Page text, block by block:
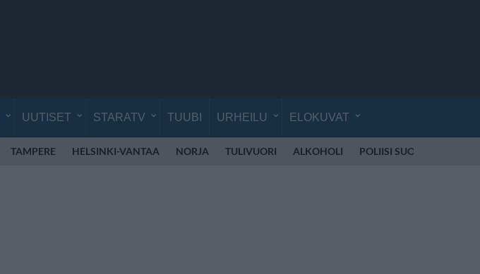
UUTISET STARATV TUUBI URHEILU ELOKUVAT
TAMPERE HELSINKI-VANTAA NORJA TULIVUORI ALKOHOLI POLIISI SUOMI